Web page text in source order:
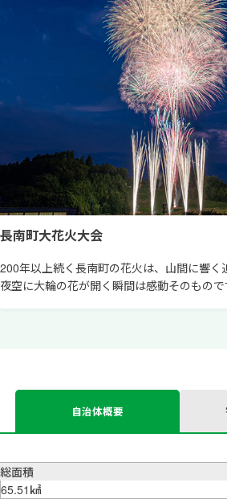
長南町大花火大会
200年以上続く長南町の花火は、山間に響く
夜空に大輪の花が開く瞬間は感動そのもので
自治体概要
総面積
65.51㎢